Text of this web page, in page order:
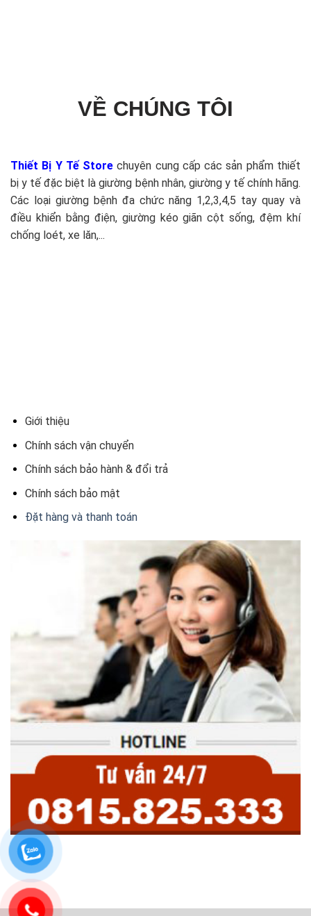
VỀ CHÚNG TÔI
Thiết Bị Y Tế Store chuyên cung cấp các sản phẩm thiết
bị y tế đặc biệt là giường bệnh nhân, giường y tế chính hãng.
Các loại giường bệnh đa chức năng 1,2,3,4,5 tay quay và
điều khiển bằng điện, giường kéo giãn cột sống, đệm khí
chống loét, xe lăn,...
Giới thiệu
Chính sách vận chuyển
Chính sách bảo hành & đổi trả
Chính sách bảo mật
Đặt hàng và thanh toán